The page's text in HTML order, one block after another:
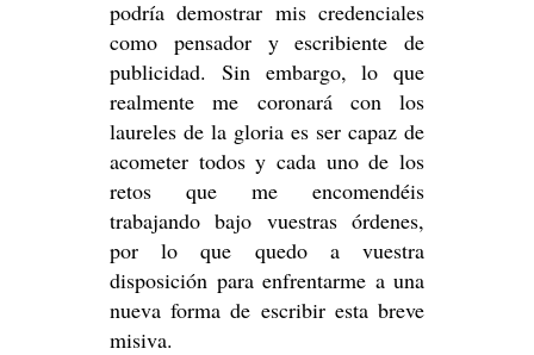
podría demostrar mis credenciales
como pensador y escribiente de
publicidad. Sin embargo, lo que
realmente me coronará con los
laureles de la gloria es ser capaz de
acometer todos y cada uno de los
retos que me encomendéis
trabajando bajo vuestras órdenes,
por lo que quedo a vuestra
disposición para enfrentarme a una
nueva forma de escribir esta breve
misiva.